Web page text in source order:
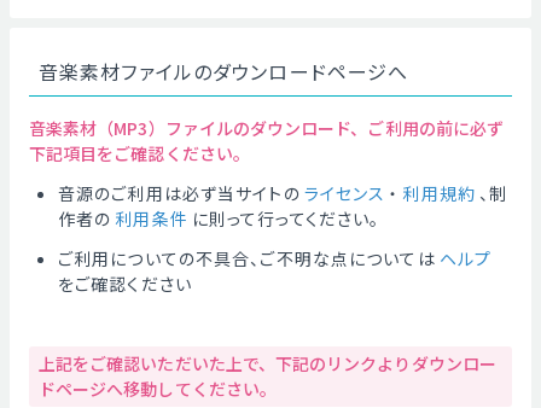
音楽素材ファイルのダウンロードページへ
音楽素材（MP3）ファイルのダウンロード、ご利用の前に必ず
下記項目をご確認ください。
音源のご利用は必ず当サイトの ライセンス ・ 利用規約 、制
作者の 利用条件 に則って行ってください。
ご利用についての不具合、ご不明な点については ヘルプ
をご確認ください
上記をご確認いただいた上で、下記のリンクよりダウンロー
ドページへ移動してください。